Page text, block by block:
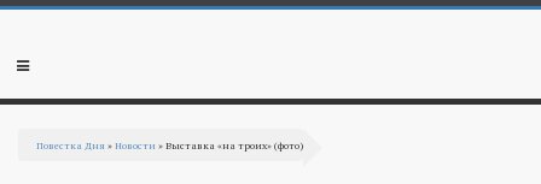
Перейти к основному содержанию
Мобильное
Повестка Дня »Новости » Выставка «на троих» (фото)